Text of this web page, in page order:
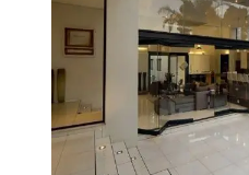
پهنه E شهرک چیتگر
املاک چیتگر
برج های کوهک
پروژه الماس بهداری
پروژه نارنجستان 5
سازی
سازی
سازی
سازی
سازی